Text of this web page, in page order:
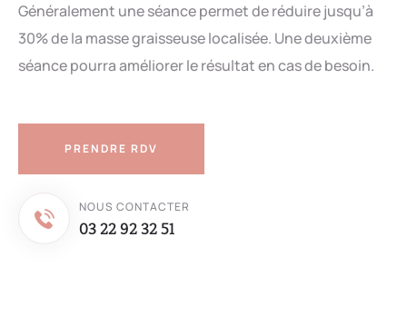
Généralement une séance permet de réduire jusqu’à
30% de la masse graisseuse localisée. Une deuxième
séance pourra améliorer le résultat en cas de besoin.
PRENDRE RDV
NOUS CONTACTER
03 22 92 32 51